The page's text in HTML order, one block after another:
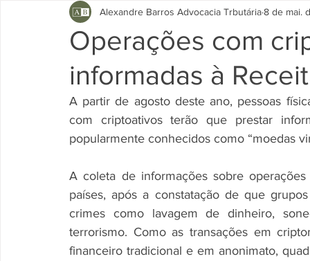
Operações com
informadas à
Alexandre Barros Advocacia Trbutária8 de mai.
A partir de agosto deste ano, pessoas
com criptoativos terão que prestar
popularmente conhecidos como “moedas
A coleta de informações sobre
países, após a constatação de que
crimes como lavagem de dinheiro,
terrorismo. Como as transações em
financeiro tradicional e em anonimato,